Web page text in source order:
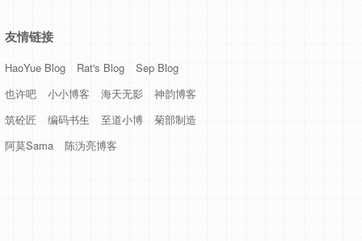
友情链接
HaoYue Blog Rat's Blog
Sep Blog
也许吧
小小博客 海天无影
神韵博客
筑砼匠
编码书生 至道小博
菊部制造
阿莫Sama
陈沩亮博客